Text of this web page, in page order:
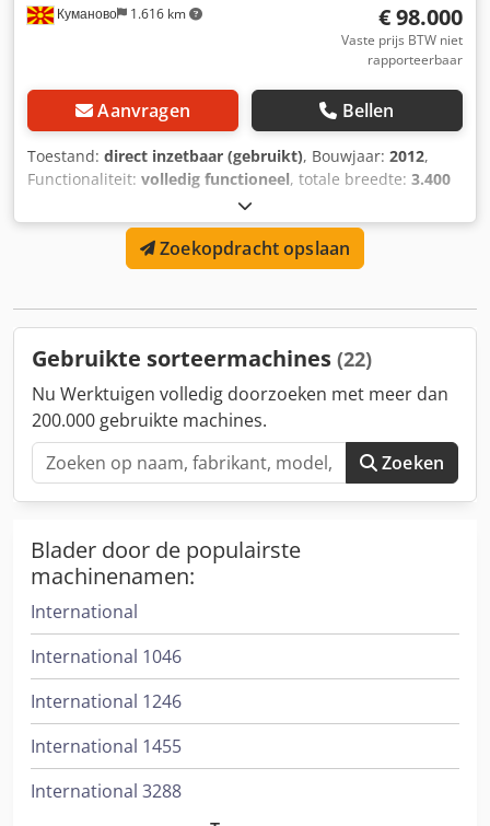
Куманово 1.616 km € 98.000
Vaste prijs BTW niet
rapporteerbaar
Aanvragen Bellen
Toestand: direct inzetbaar (gebruikt), Bouwjaar: 2012,
Functionaliteit: volledig functioneel, totale breedte: 3.400
, totale hoogte:
Uitrusting:documentatie / handleiding, Unitec
sorteersysteem, sorteert op grootte, ca. 1000 kg per uur
Chsdsxwmtcspfx Ahkja
Zoekopdracht opslaan
Gebruikte sorteermachines (22)
Nu Werktuigen volledig doorzoeken met meer dan
200.000 gebruikte machines.
Zoeken
Blader door de populairste
machinenamen:
International
International 1046
International 1246
International 1455
International 3288